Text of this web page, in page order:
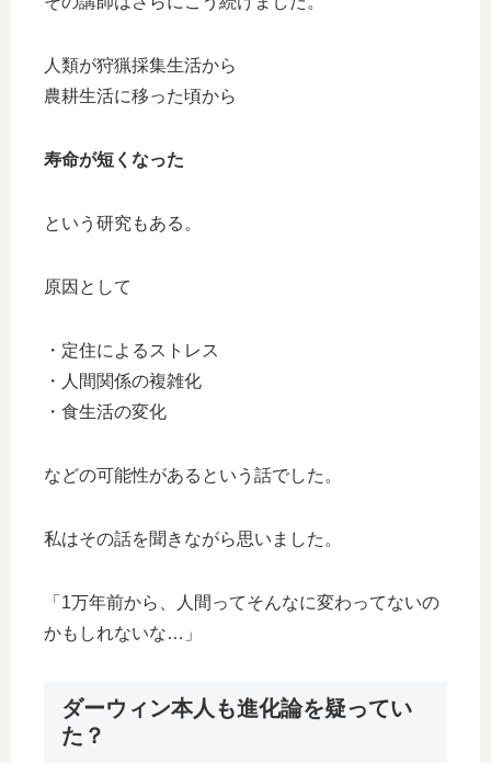
人類が狩猟採集生活から
農耕生活に移った頃から
寿命が短くなった
という研究もある。
原因として
・定住によるストレス
・人間関係の複雑化
・食生活の変化
などの可能性があるという話でした。
私はその話を聞きながら思いました。
「1万年前から、人間ってそんなに変わってないの
かもしれないな…」
ダーウィン本人も進化論を疑ってい
た？